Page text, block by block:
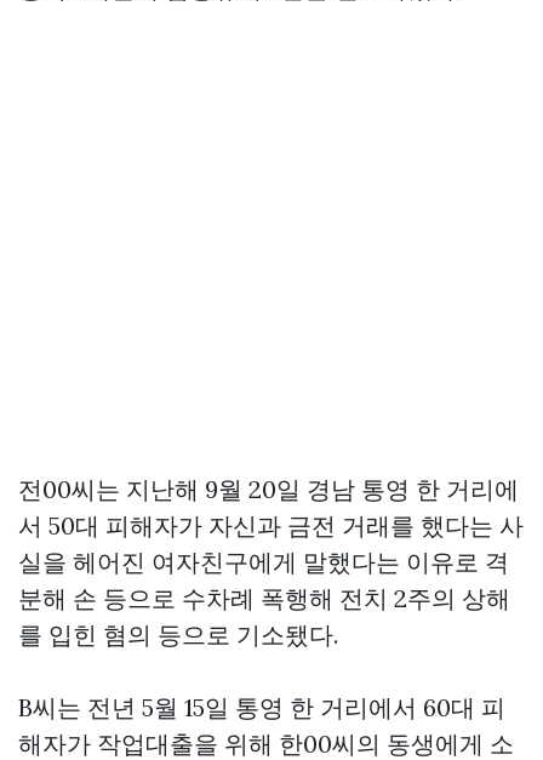
전00씨는 지난해 9월 20일 경남 통영 한 거리에
서 50대 피해자가 자신과 금전 거래를 했다는 사
실을 헤어진 여자친구에게 말했다는 이유로 격
분해 손 등으로 수차례 폭행해 전치 2주의 상해
를 입힌 혐의 등으로 기소됐다.
B씨는 전년 5월 15일 통영 한 거리에서 60대 피
해자가 작업대출을 위해 한00씨의 동생에게 소